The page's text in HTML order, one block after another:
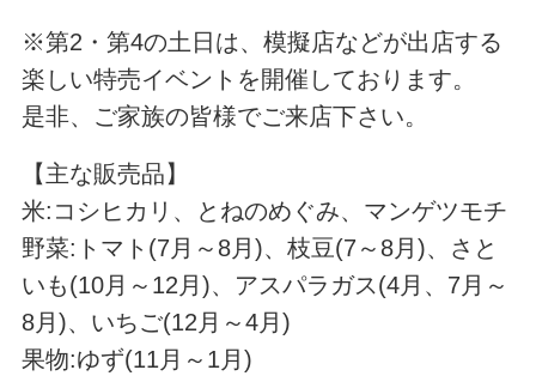
※第2・第4の土日は、模擬店などが出店する
楽しい特売イベントを開催しております。
是非、ご家族の皆様でご来店下さい。
【主な販売品】
米:コシヒカリ、とねのめぐみ、マンゲツモチ
野菜:トマト(7月～8月)、枝豆(7～8月)、さと
いも(10月～12月)、アスパラガス(4月、7月～
8月)、いちご(12月～4月)
果物:ゆず(11月～1月)